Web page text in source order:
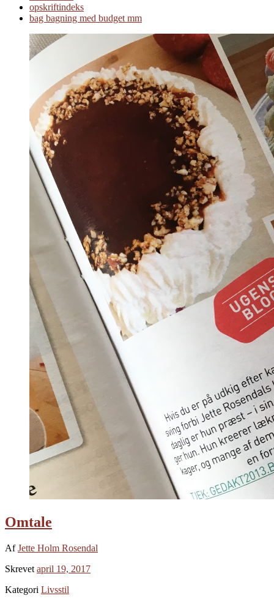
opskriftindeks
bag bagning med budget mm
Omtale
AfJette Holm Rosendal
Skrevet april 19, 2017
Kategori Livsstil